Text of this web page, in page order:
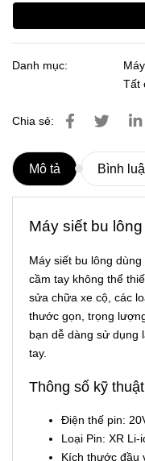
Danh mục:
Tất
Chia sẻ:
Mô tả Bình
Máy siết bu
Máy siết bu lông
cầm tay không thể
sửa chữa xe cộ, các
thước gọn, trọng
bạn dễ dàng sử dụng
tay.
Thông số kỹ thuật
Điện thế pin:
Loại Pin: XR Li-
Kích thước đầu